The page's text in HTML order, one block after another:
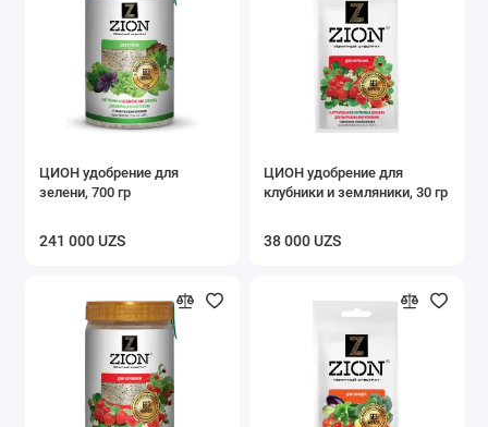
ЦИОН удобрение для
зелени, 700 гр
241 000 UZS
ЦИОН удобрение для
клубники и земляники, 30 гр
38 000 UZS